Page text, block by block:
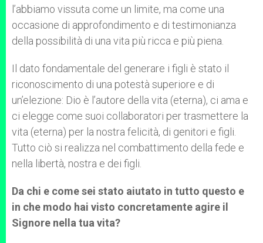
l’abbiamo vissuta come un limite, ma come una
occasione di approfondimento e di testimonianza
della possibilità di una vita più ricca e più piena.
Il dato fondamentale del generare i figli è stato il
riconoscimento di una potestà superiore e di
un’elezione: Dio è l’autore della vita (eterna), ci ama e
ci elegge come suoi collaboratori per trasmettere la
vita (eterna) per la nostra felicità, di genitori e figli.
Tutto ciò si realizza nel combattimento della fede e
nella libertà, nostra e dei figli.
Da chi e come sei stato aiutato in tutto questo e
in che modo hai visto concretamente agire il
Signore nella tua vita?